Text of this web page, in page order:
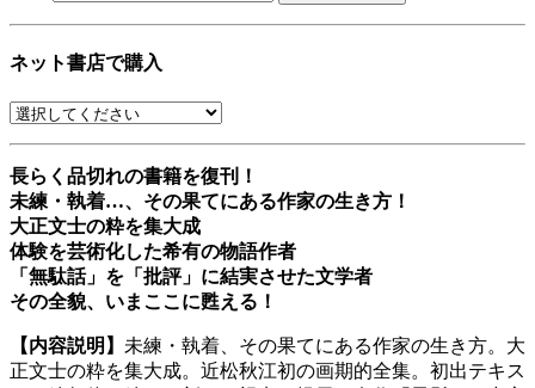
ネット書店で購入
長らく品切れの書籍を復刊！
未練・執着…、その果てにある作家の生き方！
大正文士の粋を集大成
体験を芸術化した希有の物語作者
「無駄話」を「批評」に結実させた文学者
その全貌、いまここに甦える！
【内容説明】 未練・執着、その果てにある作家の生き方。大
正文士の粋を集大成。近松秋江初の画期的全集。初出テキス